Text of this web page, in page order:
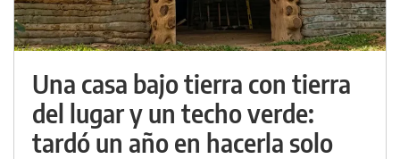
Una casa bajo tierra con tierra
del lugar y un techo verde:
tardó un año en hacerla solo